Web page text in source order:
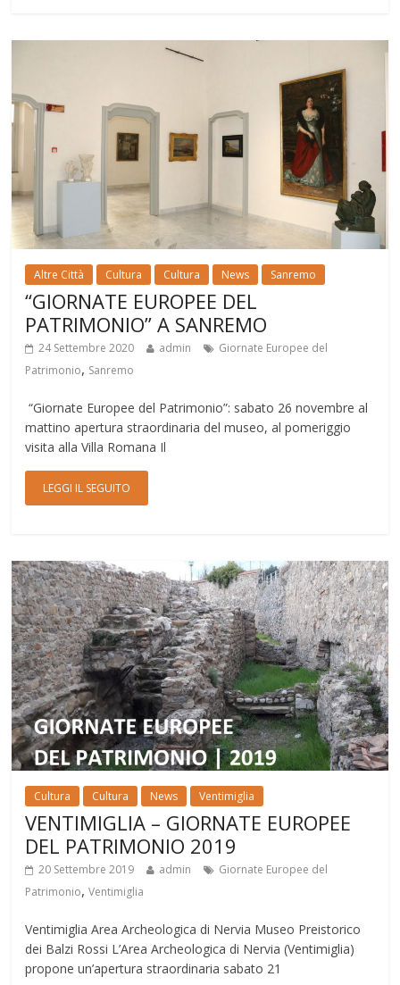
Altre Città Cultura Cultura News Sanremo
“GIORNATE EUROPEE DEL
PATRIMONIO” A SANREMO
24 Settembre 2020 admin
Giornate Europee del
Patrimonio, Sanremo
“Giornate Europee del Patrimonio”: sabato 26 novembre al
mattino apertura straordinaria del museo, al pomeriggio
visita alla Villa Romana Il
LEGGI IL SEGUITO
Cultura Cultura News Ventimiglia
VENTIMIGLIA – GIORNATE EUROPEE
DEL PATRIMONIO 2019
20 Settembre 2019 admin
Giornate Europee del
Patrimonio,Ventimiglia
Ventimiglia Area Archeologica di Nervia Museo Preistorico
dei Balzi Rossi L’Area Archeologica di Nervia (Ventimiglia)
propone un’apertura straordinaria sabato 21